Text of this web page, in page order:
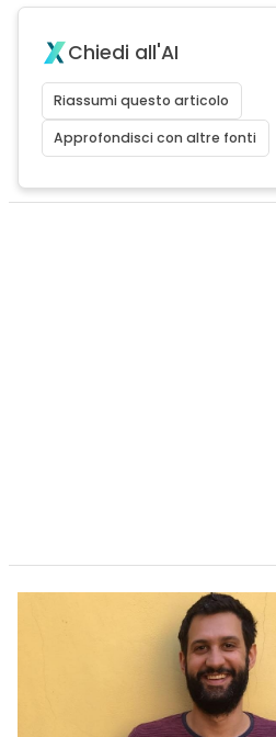
Chiedi all'AI
Riassumi questo articolo
Approfondisci con altre fonti